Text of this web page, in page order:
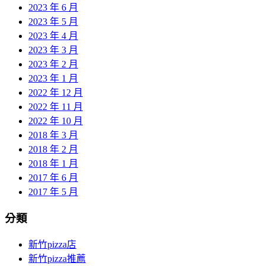
2023 年 6 月
2023 年 5 月
2023 年 4 月
2023 年 3 月
2023 年 2 月
2023 年 1 月
2022 年 12 月
2022 年 11 月
2022 年 10 月
2018 年 3 月
2018 年 2 月
2018 年 1 月
2017 年 6 月
2017 年 5 月
分類
新竹pizza店
新竹pizza推薦